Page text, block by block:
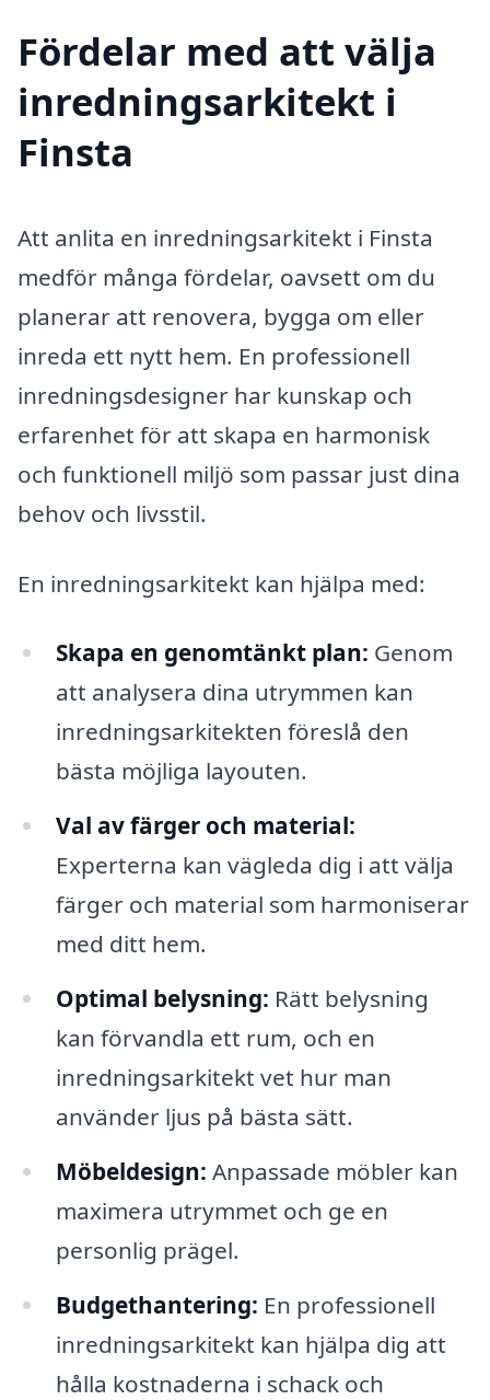
Fördelar med att välja
inredningsarkitekt i
Finsta
Att anlita en inredningsarkitekt i Finsta
medför många fördelar, oavsett om du
planerar att renovera, bygga om eller
inreda ett nytt hem. En professionell
inredningsdesigner har kunskap och
erfarenhet för att skapa en harmonisk
och funktionell miljö som passar just dina
behov och livsstil.
En inredningsarkitekt kan hjälpa med:
Skapa en genomtänkt plan: Genom
att analysera dina utrymmen kan
inredningsarkitekten föreslå den
bästa möjliga layouten.
Val av färger och material:
Experterna kan vägleda dig i att välja
färger och material som harmoniserar
med ditt hem.
Optimal belysning: Rätt belysning
kan förvandla ett rum, och en
inredningsarkitekt vet hur man
använder ljus på bästa sätt.
Möbeldesign: Anpassade möbler kan
maximera utrymmet och ge en
personlig prägel.
Budgethantering: En professionell
inredningsarkitekt kan hjälpa dig att
hålla kostnaderna i schack och